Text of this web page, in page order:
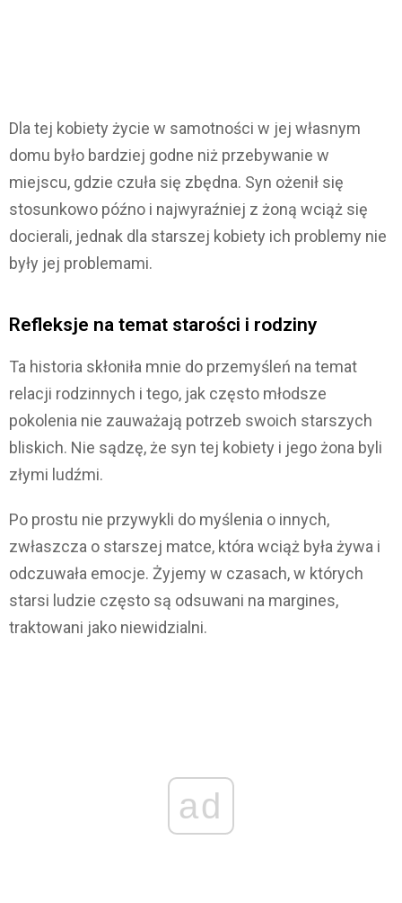
Dla tej kobiety życie w samotności w jej własnym
domu było bardziej godne niż przebywanie w
miejscu, gdzie czuła się zbędna. Syn ożenił się
stosunkowo późno i najwyraźniej z żoną wciąż się
docierali, jednak dla starszej kobiety ich problemy nie
były jej problemami.
Refleksje na temat starości i rodziny
Ta historia skłoniła mnie do przemyśleń na temat
relacji rodzinnych i tego, jak często młodsze
pokolenia nie zauważają potrzeb swoich starszych
bliskich. Nie sądzę, że syn tej kobiety i jego żona byli
złymi ludźmi.
Po prostu nie przywykli do myślenia o innych,
zwłaszcza o starszej matce, która wciąż była żywa i
odczuwała emocje. Żyjemy w czasach, w których
starsi ludzie często są odsuwani na margines,
traktowani jako niewidzialni.
ad